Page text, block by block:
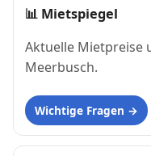
📊 Mietspiegel
Aktuelle Mietpreise
Meerbusch.
Wichtige Fragen